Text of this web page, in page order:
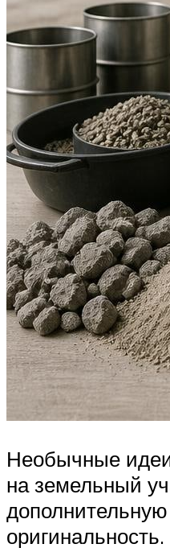
Необычные
на земельный
дополнительную